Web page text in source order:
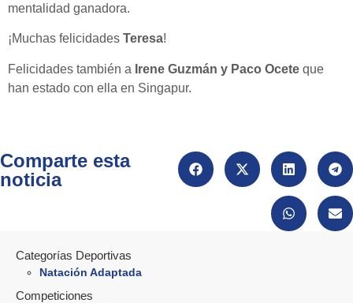
mentalidad ganadora.
¡Muchas felicidades Teresa!
Felicidades también a Irene Guzmán y Paco Ocete que
han estado con ella en Singapur.
Comparte esta
noticia
Categorías Deportivas
Natación Adaptada
Competiciones